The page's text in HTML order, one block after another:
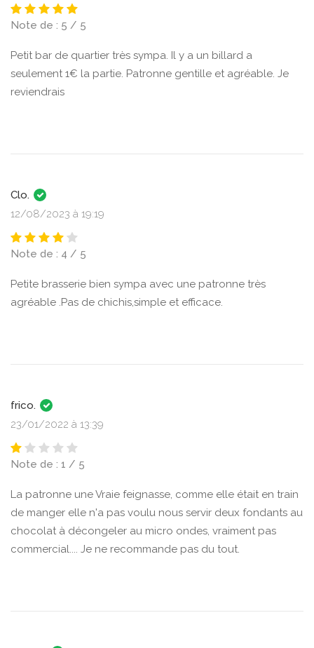
Note de : 5 / 5
Petit bar de quartier très sympa. Il y a un billard a
seulement 1€ la partie. Patronne gentille et agréable. Je
reviendrais
Clo.
12/08/2023 à 19:19
Note de : 4 / 5
Petite brasserie bien sympa avec une patronne très
agréable .Pas de chichis,simple et efficace.
frico.
23/01/2022 à 13:39
Note de : 1 / 5
La patronne une Vraie feignasse, comme elle était en train
de manger elle n'a pas voulu nous servir deux fondants au
chocolat à décongeler au micro ondes, vraiment pas
commercial.... Je ne recommande pas du tout.